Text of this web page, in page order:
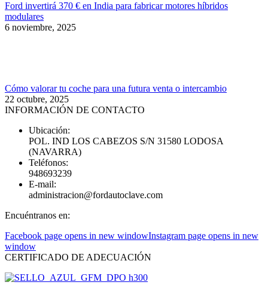
Ford invertirá 370 € en India para fabricar motores híbridos
modulares
6 noviembre, 2025
Cómo valorar tu coche para una futura venta o intercambio
22 octubre, 2025
INFORMACIÓN DE CONTACTO
Ubicación:
POL. IND LOS CABEZOS S/N 31580 LODOSA
(NAVARRA)
Teléfonos:
948693239
E-mail:
administracion@fordautoclave.com
Encuéntranos en:
Facebook page opens in new windowInstagram page opens in new
window
CERTIFICADO DE ADECUACIÓN